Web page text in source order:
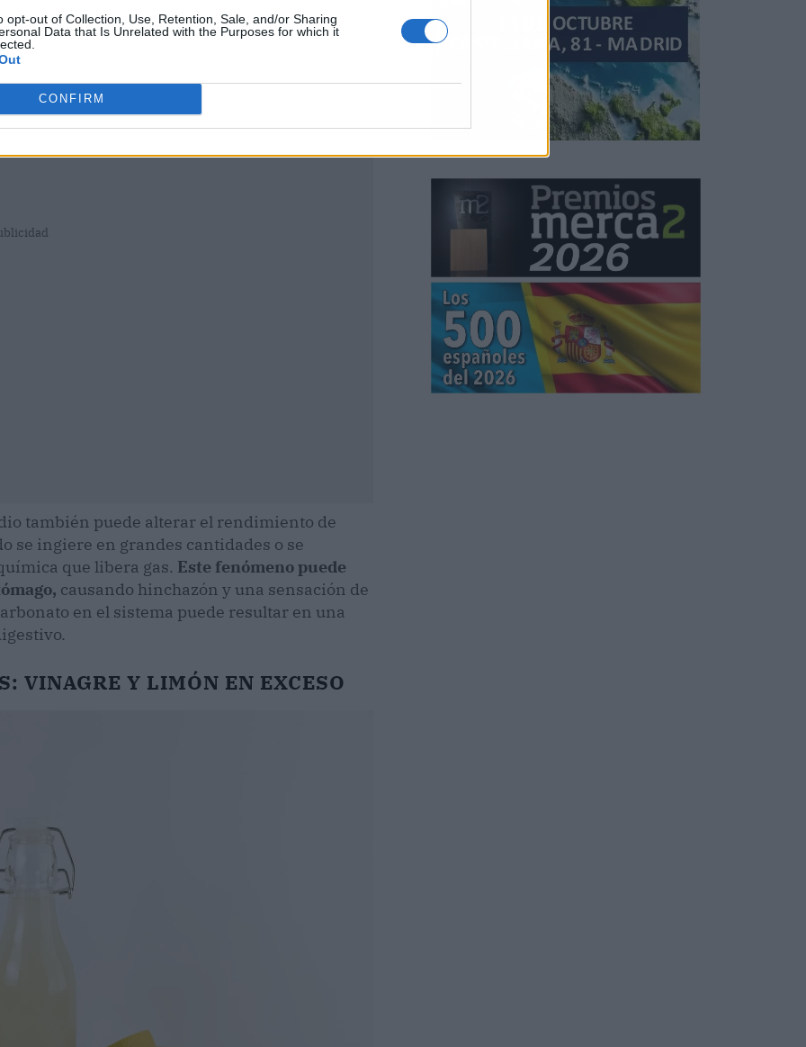
opt-out of Collection, Use, Retention, Sale, and/or Sharing
Data that Is Unrelated with the Purposes for which it
CONFIRM
también puede alterar el rendimiento de
se ingiere en grandes cantidades o se
que libera gas. Este fenómeno puede
causando hinchazón y una sensación de
en el sistema puede resultar en una
VINAGRE Y LIMÓN EN EXCESO